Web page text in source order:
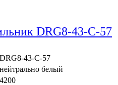
DRG8-43-C-57
DRG8-43-C-57
нейтрально белый
4200